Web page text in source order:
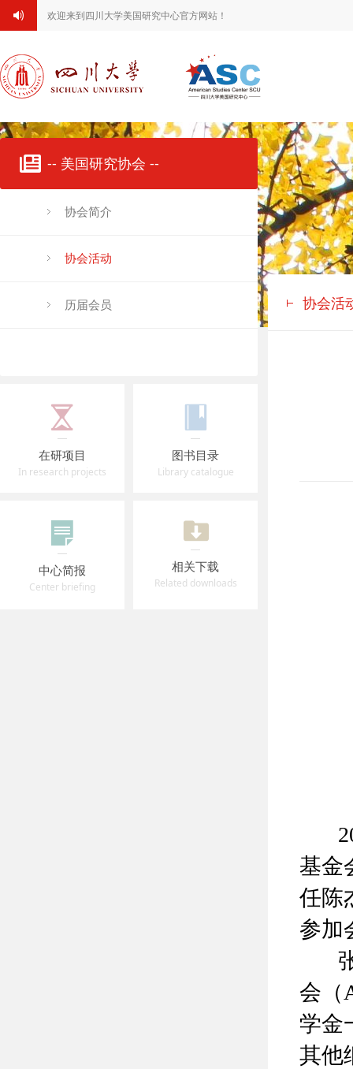
欢迎来到四川大学美国研究中心官方网站！
-- 美国研究协会 --
协会简介
协会活动
历届会员
在研项目
In research projects
图书目录
Library catalogue
中心简报
Center briefing
相关下载
Related downloads
协会活
基金
任陈
参加
张
会（
学金
其他